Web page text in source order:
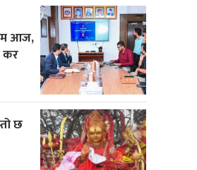
आज,
कर
छ